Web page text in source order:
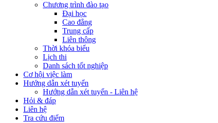
Chương trình đào tạo
Đại học
Cao đẳng
Trung cấp
Liên thông
Thời khóa biểu
Lịch thi
Danh sách tốt nghiệp
Cơ hội việc làm
Hướng dẫn xét tuyển
Hướng dẫn xét tuyển - Liên hệ
Hỏi & đáp
Liên hệ
Tra cứu điểm